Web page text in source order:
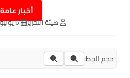
أخبار عامة
هيئة التحرير 6 يوليو 2026
حجم الخط: